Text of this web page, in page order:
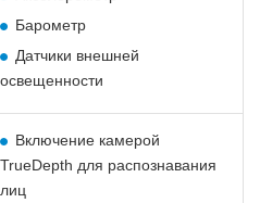
Барометр
Датчики внешней
освещенности
Включение камерой
TrueDepth для распознавания
лиц